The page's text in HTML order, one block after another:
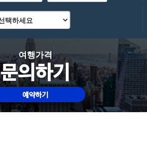
여행가격
문의하기
예약하기